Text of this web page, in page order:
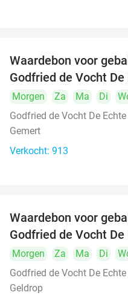
Waardebon voor
Godfried de Vocht
Morgen Za Ma Di
Godfried de Vocht De
Gemert
Verkocht: 913
Waardebon voor
Godfried de Vocht
Morgen Za Ma Di
Godfried de Vocht De
Geldrop